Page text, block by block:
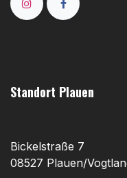
Standort Plauen
Bickelstraße 7
08527 Plauen/